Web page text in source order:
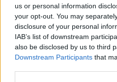
us or personal information
your opt-out. You may
disclosure of your personal
IAB’s list of downstream
also be disclosed by us to third
Downstream Participants that